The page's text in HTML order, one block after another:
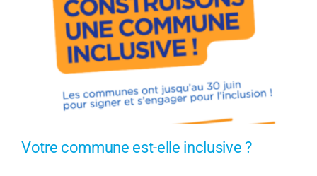
Votre commune est-elle inclusive ?